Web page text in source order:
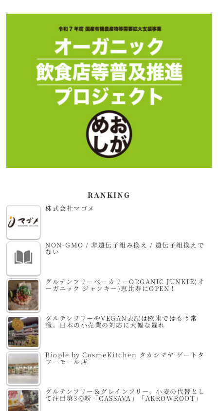
RANKING
株式会社マゴメ
NON-GMO / 非遺伝子組み換え / 遺伝子組換えで
ない
グルテンフリーベーカリーORGANIC JUNKIE(オ
ーガニック ジャンキー)恵比寿にOPEN！
グルテンフリーやVEGAN表記は欧米ではもう常
識。日本の小売業の対応に大幅な遅れ
Biople by CosmeKitchen タカシマヤ ゲートタ
ワーモール店
グルテンフリー＆グレインフリー。小麦の代替とし
て注目第3の粉「CASSAVA」「ARROWROOT」